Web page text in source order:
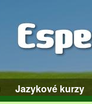
Jazykové kurzy